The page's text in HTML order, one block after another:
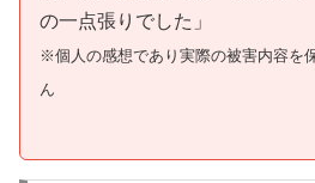
の一点張りでした」
※個人の感想であり実際の被害内容を
ん